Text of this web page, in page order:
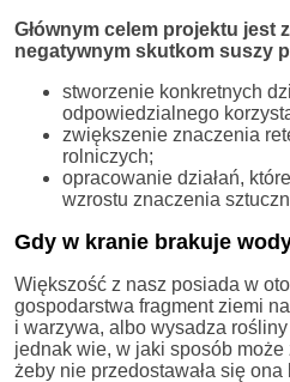
Głównym celem projektu jest
negatywnym skutkom suszy
stworzenie konkretnych
odpowiedzialnego
zwiększenie znaczenia
rolniczych;
opracowanie działań,
wzrostu znaczenia
Gdy w kranie brakuje
Większość z nasz posiada w
gospodarstwa fragment ziemi
i warzywa, albo wysadza
jednak wie, w jaki sposób
żeby nie przedostawała się